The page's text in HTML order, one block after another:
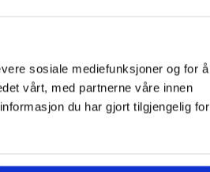
sosiale mediefunksjoner og for å
vårt, med partnerne våre innen
du har gjort tilgjengelig for
deltidsansatte:
men EU sa ja